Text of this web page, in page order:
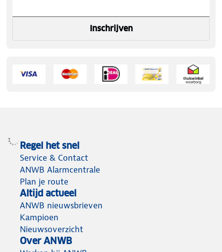
Inschrijven
Regel het snel
Service & Contact
ANWB Alarmcentrale
Plan je route
Altijd actueel
ANWB nieuwsbrieven
Kampioen
Nieuwsoverzicht
Over ANWB